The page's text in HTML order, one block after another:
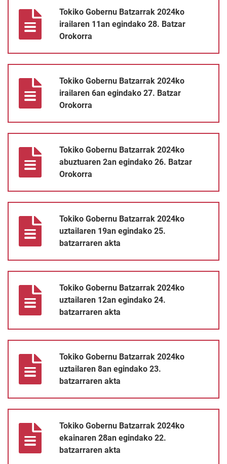
Tokiko Gobernu Batzarrak 2024ko
irailaren 11an egindako 28. Batzar
Orokorra
Tokiko Gobernu Batzarrak 2024ko
irailaren 6an egindako 27. Batzar
Orokorra
Tokiko Gobernu Batzarrak 2024ko
abuztuaren 2an egindako 26. Batzar
Orokorra
Tokiko Gobernu Batzarrak 2024ko
uztailaren 19an egindako 25.
batzarraren akta
Tokiko Gobernu Batzarrak 2024ko
uztailaren 12an egindako 24.
batzarraren akta
Tokiko Gobernu Batzarrak 2024ko
uztailaren 8an egindako 23.
batzarraren akta
Tokiko Gobernu Batzarrak 2024ko
ekainaren 28an egindako 22.
batzarraren akta